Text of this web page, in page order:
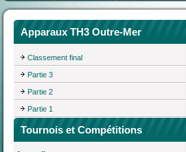
Apparaux TH3 Outre-Mer
Classement final
Partie 3
Partie 2
Partie 1
Tournois et Compétitions